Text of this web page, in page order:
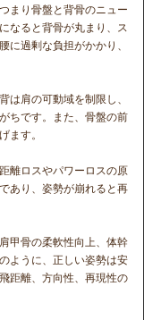
まり骨盤と背骨のニュー
なると背骨が丸まり、ス
に過剰な負担がかかり、
は肩の可動域を制限し、
ちです。また、骨盤の前
ます。
離ロスやパワーロスの原
あり、姿勢が崩れると再
甲骨の柔軟性向上、体幹
ように、正しい姿勢は安
距離、方向性、再現性の